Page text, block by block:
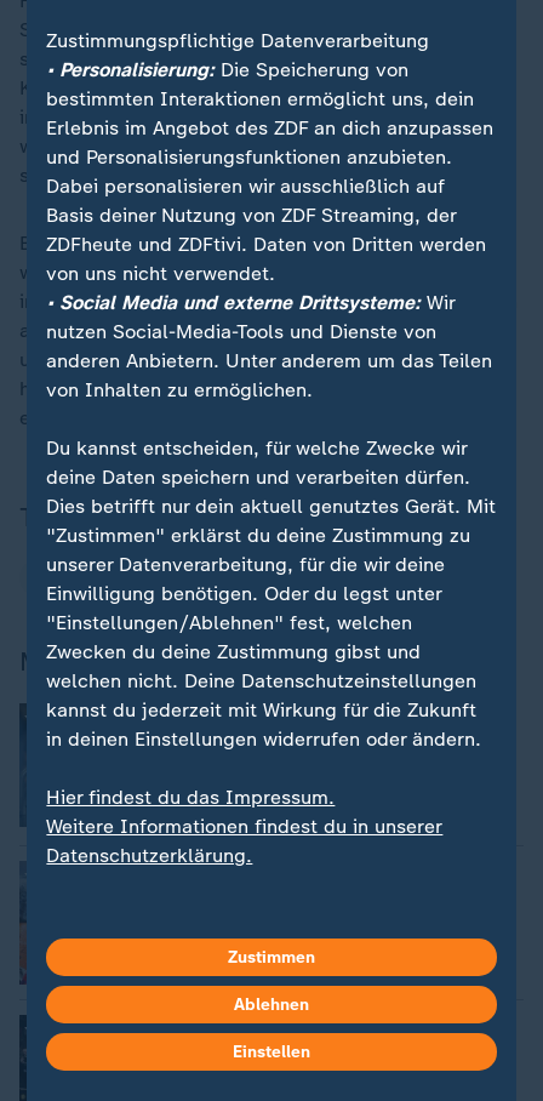
Saisonauftakt verkünden. Schließlich entschied man
sich aber für einen radikalen "Cut". Wohl auch, weil
Kretzschmar überraschend angekündigt hatte, seinen
im Sommer auslaufenden Vertrag nicht verlängern zu
wollen. "Das hat er auch mit mir nicht besprochen",
sagte Hanning.
Bei Siewert könne er sich hingegen nur entschuldigen,
weil er Opfer des Systems geworden sei. "Wir wollten
im September bzw. Oktober eine andere Lösung haben
als wir sie jetzt haben. Das war nicht das primäre Ziel,
uns von beiden zu trennen. Wenn ich das gewusst
hätte, hätte ich es natürlich im Sommer getan",
erklärte Hanning.
Themen
Handball Handball-Bundesliga
Mehr zum Thema
Handball - Füchse Berlin
Zwist zwischen Hanning und
von Olaf Bozdech
Video
Geschäftsführer Füchse Berlin
Handball-Bundesliga
Auftaktsieg für Meister Füchse Berlin
von Olaf Bozdech
Zustimmungspflichtige Datenverarbeitung
• Personalisierung:Die Speicherung von
bestimmten Interaktionen ermöglicht uns, dein
Erlebnis im Angebot des ZDF an dich anzupassen
und Personalisierungsfunktionen anzubieten.
Dabei personalisieren wir ausschließlich auf
Basis deiner Nutzung von ZDF Streaming, der
ZDFheute und ZDFtivi. Daten von Dritten werden
von uns nicht verwendet.
• Social Media und externe Drittsysteme:Wir
nutzen Social-Media-Tools und Dienste von
anderen Anbietern. Unter anderem um das Teilen
von Inhalten zu ermöglichen.
Du kannst entscheiden, für welche Zwecke wir
deine Daten speichern und verarbeiten dürfen.
Dies betrifft nur dein aktuell genutztes Gerät. Mit
"Zustimmen" erklärst du deine Zustimmung zu
unserer Datenverarbeitung, für die wir deine
Einwilligung benötigen. Oder du legst unter
"Einstellungen/Ablehnen" fest, welchen
Zwecken du deine Zustimmung gibst und
welchen nicht. Deine Datenschutzeinstellungen
kannst du jederzeit mit Wirkung für die Zukunft
in deinen Einstellungen widerrufen oder ändern.
Hier findest du das Impressum.
Weitere Informationen findest du in unserer
Datenschutzerklärung.
Zustimmen
Ablehnen
Einstellen